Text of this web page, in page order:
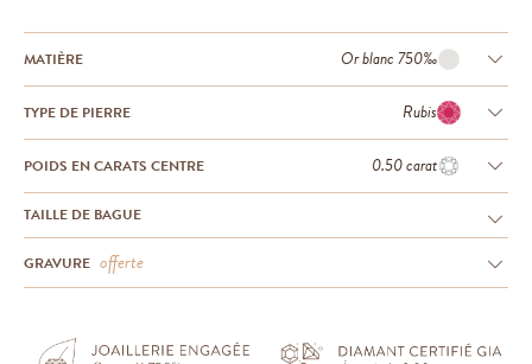
MATIÈRE Or blanc 750‰
TYPE DE PIERRE Rubis
POIDS EN CARATS CENTRE 0.50 carat
TAILLE DE BAGUE
GRAVURE offerte